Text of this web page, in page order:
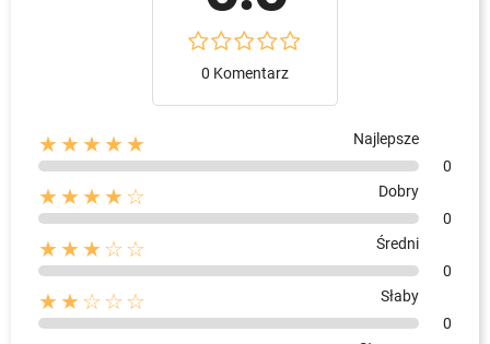
0 Komentarz
★★★★★
Najlepsze
0
★★★★☆
Dobry
0
★★★☆☆
Średni
0
★★☆☆☆
Słaby
0